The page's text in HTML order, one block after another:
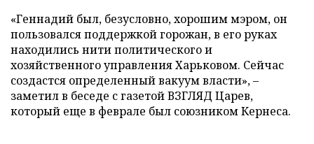
«Геннадий был, безусловно, хорошим мэром, он
пользовался поддержкой горожан, в его руках
находились нити политического и
хозяйственного управления Харьковом. Сейчас
создастся определенный вакуум власти»,–
заметил в беседе с газетой ВЗГЛЯД Царев,
который еще в феврале был союзником Кернеса.